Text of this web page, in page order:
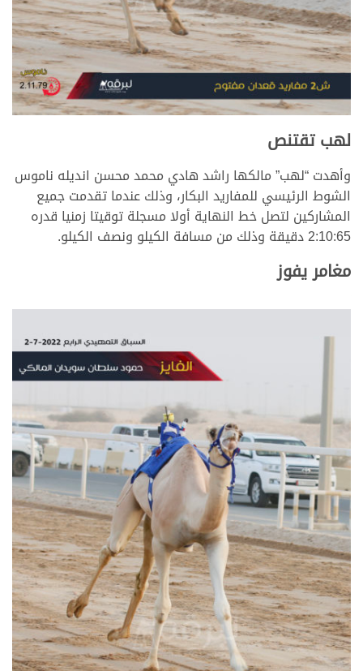
لهب تقتنص
وأهدت “لهب” مالكها راشد هادي محمد محسن انديله ناموس
الشوط الرئيسي للمفاريد البكار، وذلك عندما تقدمت جميع
المشاركين لتصل خط النهاية أولا مسجلة توقيتا زمنيا قدره
2:10:65 دقيقة وذلك من مسافة الكيلو ونصف الكيلو.
مغامر يفوز